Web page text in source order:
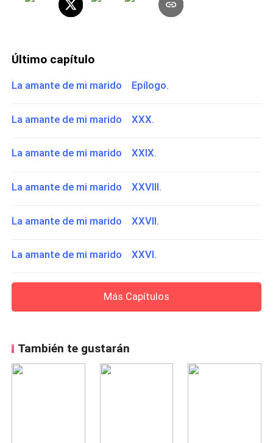
Último capítulo
La amante de mi marido Epílogo.
La amante de mi marido XXX.
La amante de mi marido XXIX.
La amante de mi marido XXVIII.
La amante de mi marido XXVII.
La amante de mi marido XXVI.
Más Capítulos
También te gustarán